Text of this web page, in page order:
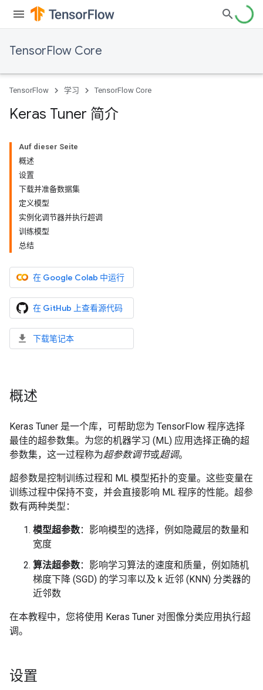
TensorFlow Core
TensorFlow 学习 TensorFlow Core
Keras Tuner 简介
Auf dieser Seite
概述
设置
下载并准备数据集
定义模型
实例化调节器并执行超调
训练模型
总结
在 Google Colab 中运行
在 GitHub 上查看源代码
下载笔记本
概述
Keras Tuner 是一个库，可帮助您为 TensorFlow 程序选择
最佳的超参数集。为您的机器学习 (ML) 应用选择正确的超
参数集，这一过程称为超参数调节或超调。
超参数是控制训练过程和 ML 模型拓扑的变量。这些变量在
训练过程中保持不变，并会直接影响 ML 程序的性能。超参
数有两种类型：
模型超参数：影响模型的选择，例如隐藏层的数量和
宽度
算法超参数：影响学习算法的速度和质量，例如随机
梯度下降 (SGD) 的学习率以及 k 近邻 (KNN) 分类器的
近邻数
在本教程中，您将使用 Keras Tuner 对图像分类应用执行超
调。
设置